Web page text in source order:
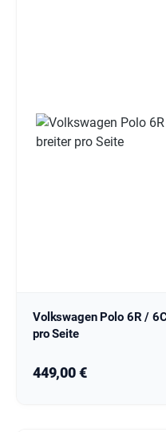
Volkswagen Polo 6R /
pro Seite
Regulärer Preis:
449,00 €